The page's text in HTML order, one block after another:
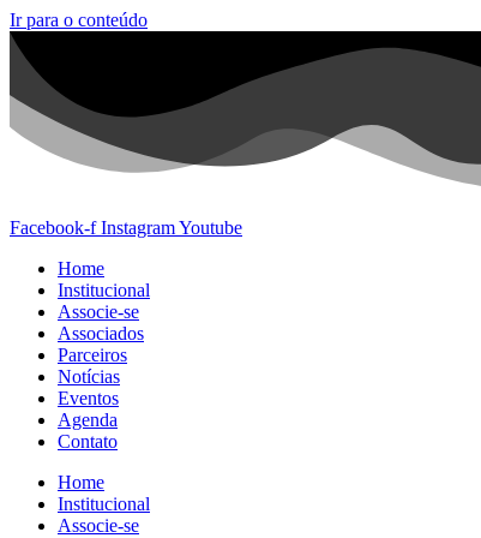
Ir para o conteúdo
Facebook-f InstagramYoutube
Home
Institucional
Associe-se
Associados
Parceiros
Notícias
Eventos
Agenda
Contato
Home
Institucional
Associe-se